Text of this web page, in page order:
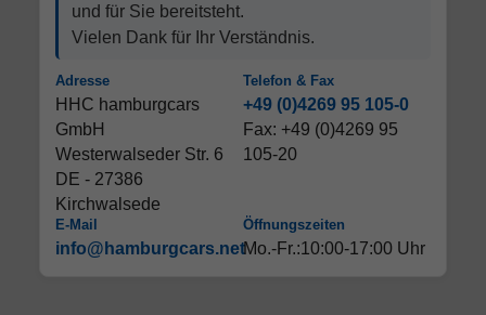
und für Sie bereitsteht.
Vielen Dank für Ihr Verständnis.
Adresse
HHC hamburgcars
GmbH
Westerwalseder Str. 6
DE - 27386
Kirchwalsede
Telefon & Fax
+49 (0)4269 95 105-0
Fax: +49 (0)4269 95
105-20
E-Mail
info@hamburgcars.net
Öffnungszeiten
Mo.-Fr.:10:00-17:00 Uhr